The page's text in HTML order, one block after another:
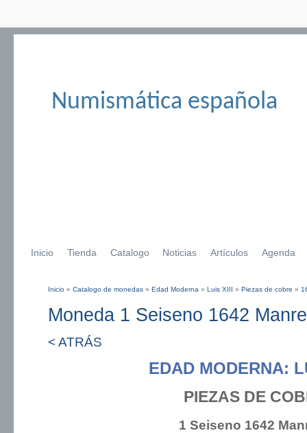
Numismática española
Inicio Tienda Catalogo Noticias Artículos Agenda
Inicio » Catalogo de monedas » Edad Moderna » Luis XIII » Piezas de cobre »
Moneda 1 Seiseno 1642
< ATRÁS
EDAD MODERNA:
PIEZAS DE
1 Seiseno 1642